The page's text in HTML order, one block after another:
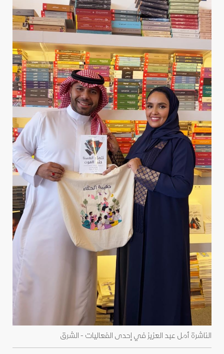
الناشرة أمل عبد العزيز في إحدى الفعاليات - الشرق